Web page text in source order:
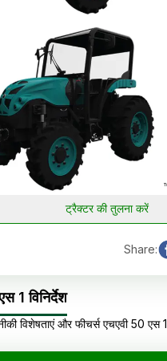
रेंज
कूलिंग सिस्टम
Cooled
₹ट्रैक्टर की कीमत जांचें
ट्रैक्टर की तुलना करें
Share:
1 विनिर्देश
विशेषताएं और फीचर्स एचएवी 50 एस 1